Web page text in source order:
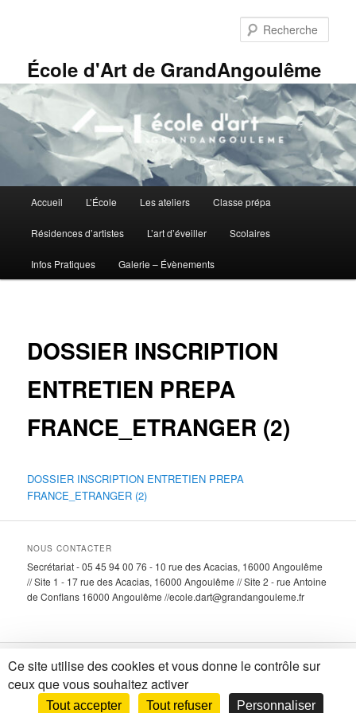
principalÉcole d'Art de GrandAngoulême
principal
Accueil L’École Les ateliers Classe prépa
Résidences d’artistes L’art d’éveiller Scolaires
Infos Pratiques Galerie – Évènements
DOSSIER INSCRIPTION
ENTRETIEN PREPA
FRANCE_ETRANGER (2)
DOSSIER INSCRIPTION ENTRETIEN PREPA
FRANCE_ETRANGER (2)
NOUS CONTACTER
Secrétariat - 05 45 94 00 76 - 10 rue des Acacias, 16000 Angoulême
// Site 1 - 17 rue des Acacias, 16000 Angoulême // Site 2 - rue Antoine
de Conflans 16000 Angoulême //ecole.dart@grandangouleme.fr
Fièrement propulsé par WordPress
Ce site utilise des cookies et vous donne le contrôle sur
ceux que vous souhaitez activer
Tout accepter Tout refuser Personnaliser